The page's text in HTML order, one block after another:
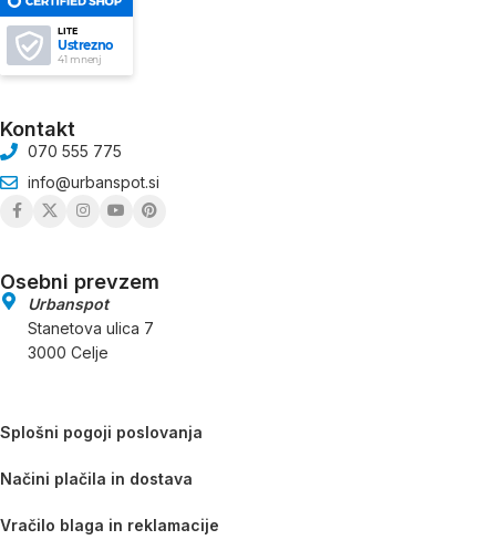
LITE
Ustrezno
41 mnenj
Kontakt
070 555 775
info@urbanspot.si
Osebni prevzem
Urbanspot
Stanetova ulica 7
3000 Celje
Splošni pogoji poslovanja
Načini plačila in dostava
Vračilo blaga in reklamacije